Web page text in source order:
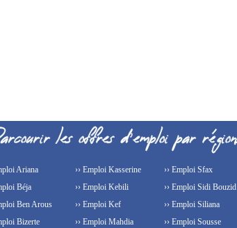
Ariana
Béja
Ben Arous
Bizerte
›› Emploi Kasserine
›› Emploi Kebili
›› Emploi Kef
›› Emploi Mahdia
›› Emploi Sfax
›› Emploi Sidi Bouzid
›› Emploi Siliana
›› Emploi Sousse